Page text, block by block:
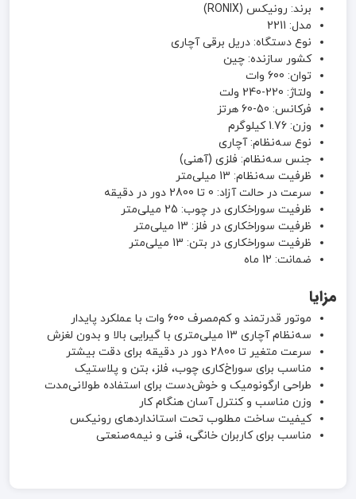
برند: رونیکس (RONIX)
مدل: 2211
نوع دستگاه: دریل برقی آچاری
کشور سازنده: چین
توان: 600 وات
ولتاژ: 220-240 ولت
فرکانس: 50-60 هرتز
وزن: 1.76 کیلوگرم
نوع سه‌نظام: آچاری
جنس سه‌نظام: فلزی (آهنی)
ظرفیت سه‌نظام: 13 میلی‌متر
سرعت در حالت آزاد: 0 تا 2800 دور در دقیقه
ظرفیت سوراخکاری در چوب: 25 میلی‌متر
ظرفیت سوراخکاری در فلز: 13 میلی‌متر
ظرفیت سوراخکاری در بتن: 13 میلی‌متر
ضمانت: 12 ماه
مزایا
موتور قدرتمند و کم‌مصرف 600 وات با عملکرد پایدار
سه‌نظام آچاری 13 میلی‌متری با گیرایی بالا و بدون لغزش
سرعت متغیر تا 2800 دور در دقیقه برای دقت بیشتر
مناسب برای سوراخ‌کاری چوب، فلز، بتن و پلاستیک
طراحی ارگونومیک و خوش‌دست برای استفاده طولانی‌مدت
وزن مناسب و کنترل آسان هنگام کار
کیفیت ساخت مطلوب تحت استانداردهای رونیکس
مناسب برای کاربران خانگی، فنی و نیمه‌صنعتی